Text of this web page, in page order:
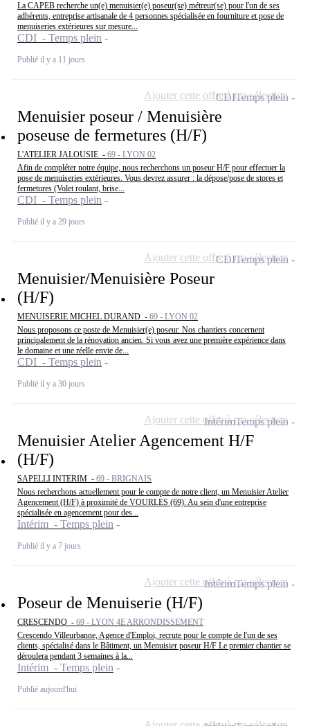
La CAPEB recherche un(e) menuisier(e) poseur(se) métreur(se) pour l'un de ses
adhérents, entreprise artisanale de 4 personnes spécialisée en fourniture et pose de
menuiseries extérieures sur mesure...
CDI - Temps plein
Publié il y a 11 jours
Menuisier poseur / Menuisière
poseuse de fermetures (H/F)
L'ATELIER JALOUSIE - 69 - LYON 02
Afin de compléter notre équipe, nous recherchons un poseur H/F pour effectuer la
pose de menuiseries extérieures. Vous devrez assurer : la dépose/pose de stores et
fermetures (Volet roulant, brise...
CDI - Temps plein
Publié il y a 29 jours
CDITemps plein
Ajouter cette offre à ma sélection
Menuisier/Menuisière Poseur
(H/F)
MENUISERIE MICHEL DURAND - 69 - LYON 02
Nous proposons ce poste de Menuisier(e) poseur. Nos chantiers concernent
principalement de la rénovation ancien. Si vous avez une première expérience dans
le domaine et une réelle envie de...
CDI - Temps plein
Publié il y a 30 jours
CDITemps plein
Ajouter cette offre à ma sélection
Menuisier Atelier Agencement H/F
(H/F)
SAPELLI INTERIM - 69 - BRIGNAIS
Nous recherchons actuellement pour le compte de notre client, un Menuisier Atelier
Agencement (H/F) à proximité de VOURLES (69). Au sein d'une entreprise
spécialisée en agencement pour des...
Intérim - Temps plein
Publié il y a 7 jours
IntérimTemps plein
Ajouter cette offre à ma sélection
Poseur de Menuiserie (H/F)
CRESCENDO - 69 - LYON 4E ARRONDISSEMENT
Crescendo Villeurbanne, Agence d'Emploi, recrute pour le compte de l'un de ses
clients, spécialisé dans le Bâtiment, un Menuisier poseur H/F Le premier chantier se
déroulera pendant 3 semaines à la...
Intérim - Temps plein
Publié aujourd'hui
IntérimTemps plein
Ajouter cette offre à ma sélection